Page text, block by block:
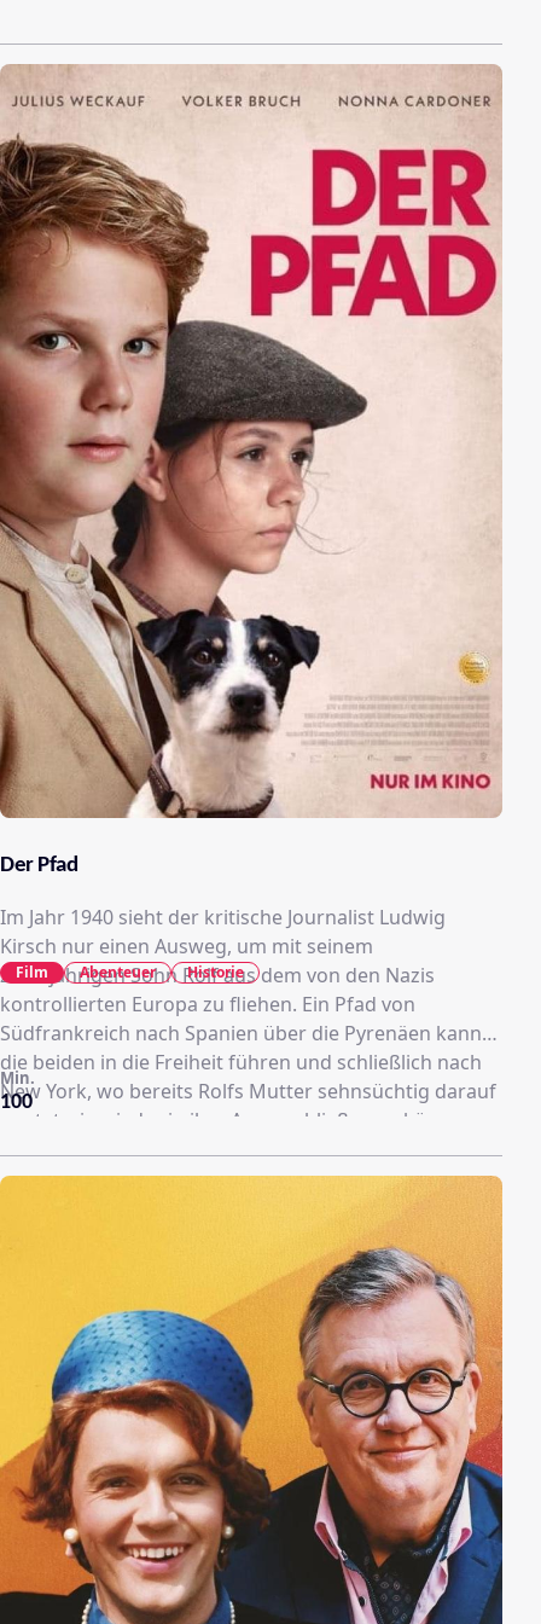
Der Pfad
Im Jahr 1940 sieht der kritische Journalist Ludwig
Kirsch nur einen Ausweg, um mit seinem
zwölfjährigen Sohn Rolf aus dem von den Nazis
kontrollierten Europa zu fliehen. Ein Pfad von
Südfrankreich nach Spanien über die Pyrenäen kann
die beiden in die Freiheit führen und schließlich nach
New York, wo bereits Rolfs Mutter sehnsüchtig darauf
wartet, sie wieder in ihre Arme schließen zu können.
100
Min.
Film Abenteuer Historie